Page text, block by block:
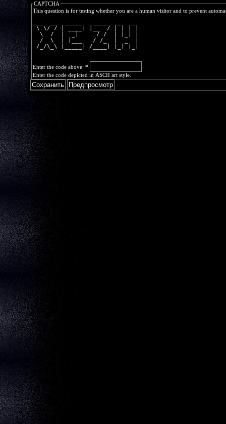
CAPTCHA
This question is for testing whether you are a human visitor and to prevent
\ \/ / | ____| |__  / | | | |
  \  /  |  _|     / /  | |_| |
  /  \  | |___   / /_  |  _  |
/_/\_\ |_____| /____| |_| |_|
Enter the code above: *
Enter the code depicted in ASCII art style.